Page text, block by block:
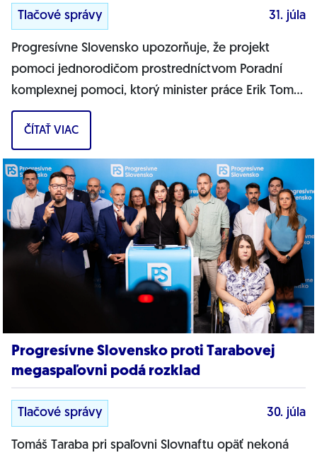
Tlačové správy 31. júla
Progresívne Slovensko upozorňuje, že projekt
pomoci jednorodičom prostredníctvom Poradní
komplexnej pomoci, ktorý minister práce Erik Tomáš
predstavil ako zásadnú pomoc pre osamelých...
ČÍTAŤ VIAC
Progresívne Slovensko proti Tarabovej
megaspaľovni podá rozklad
Tlačové správy 30. júla
Tomáš Taraba pri spaľovni Slovnaftu opäť nekoná